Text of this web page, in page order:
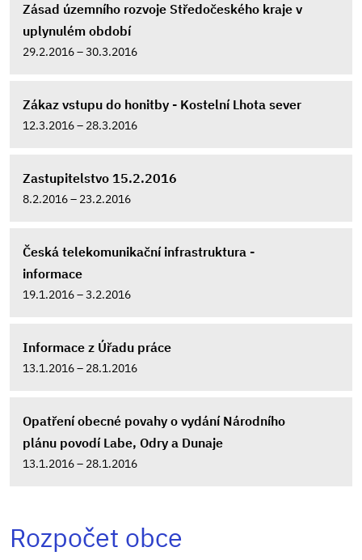
Zásad územního rozvoje Středočeského kraje v
uplynulém období
29.2.2016 – 30.3.2016
Zákaz vstupu do honitby - Kostelní Lhota sever
12.3.2016 – 28.3.2016
Zastupitelstvo 15.2.2016
8.2.2016 – 23.2.2016
Česká telekomunikační infrastruktura -
informace
19.1.2016 – 3.2.2016
Informace z Úřadu práce
13.1.2016 – 28.1.2016
Opatření obecné povahy o vydání Národního
plánu povodí Labe, Odry a Dunaje
13.1.2016 – 28.1.2016
Rozpočet obce